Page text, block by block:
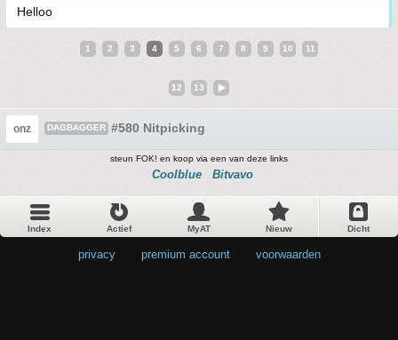
Helloo
1 2 3 4 5 6 7 8 9 10 11
12 13
onz DAGBAGGER #580 Nitpicking
steun FOK! en koop via een van deze links
Coolblue Bitvavo
Index Actief MyAT Nieuw Dicht
privacy premium account voorwaarden